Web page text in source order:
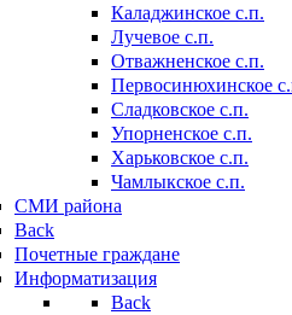
Каладжинское с.п.
Лучевое с.п.
Отважненское с.п.
Первосинюхинское
Сладковское с.п.
Упорненское с.п.
Харьковское с.п.
Чамлыкское с.п.
СМИ района
Back
Почетные граждане
Информатизация
Back